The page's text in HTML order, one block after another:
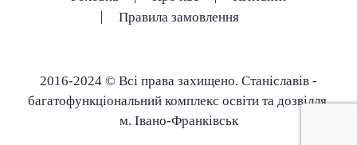
Правила замовлення
2016-2024 © Всі права захищено. Станіславів -
багатофункціональний комплекс освіти та дозвілля.
м. Івано-Франківськ